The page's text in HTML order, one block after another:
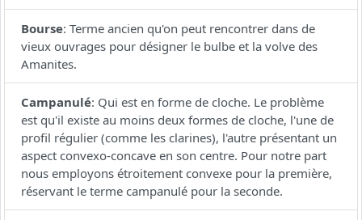
Bourse: Terme ancien qu'on peut rencontrer dans de
vieux ouvrages pour désigner le bulbe et la volve des
Amanites.
Campanulé: Qui est en forme de cloche. Le problème
est qu'il existe au moins deux formes de cloche, l'une de
profil régulier (comme les clarines), l'autre présentant un
aspect convexo-concave en son centre. Pour notre part
nous employons étroitement convexe pour la première,
réservant le terme campanulé pour la seconde.